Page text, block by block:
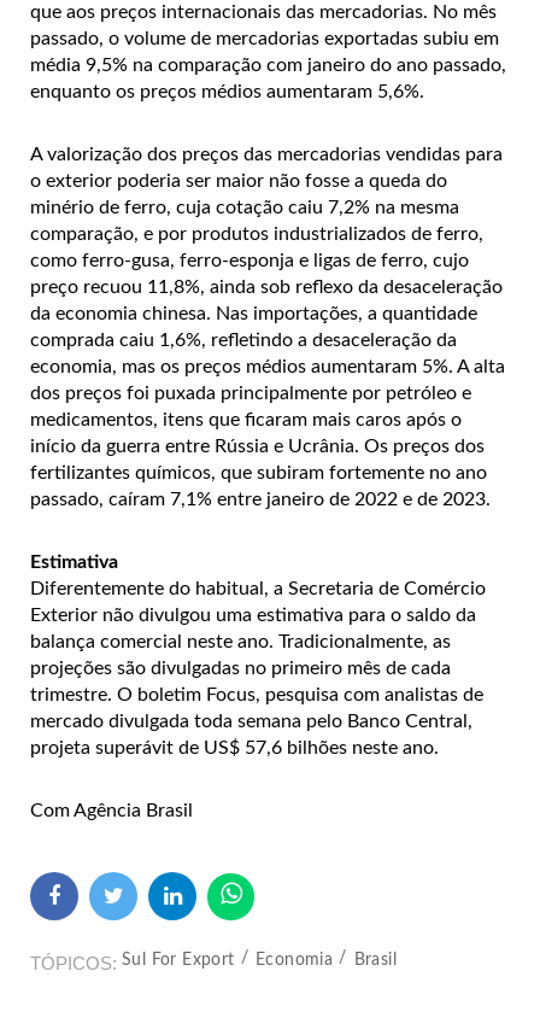
que aos preços internacionais das mercadorias. No mês
passado, o volume de mercadorias exportadas subiu em
média 9,5% na comparação com janeiro do ano passado,
enquanto os preços médios aumentaram 5,6%.
A valorização dos preços das mercadorias vendidas para
o exterior poderia ser maior não fosse a queda do
minério de ferro, cuja cotação caiu 7,2% na mesma
comparação, e por produtos industrializados de ferro,
como ferro-gusa, ferro-esponja e ligas de ferro, cujo
preço recuou 11,8%, ainda sob reflexo da desaceleração
da economia chinesa. Nas importações, a quantidade
comprada caiu 1,6%, refletindo a desaceleração da
economia, mas os preços médios aumentaram 5%. A alta
dos preços foi puxada principalmente por petróleo e
medicamentos, itens que ficaram mais caros após o
início da guerra entre Rússia e Ucrânia. Os preços dos
fertilizantes químicos, que subiram fortemente no ano
passado, caíram 7,1% entre janeiro de 2022 e de 2023.
Estimativa
Diferentemente do habitual, a Secretaria de Comércio
Exterior não divulgou uma estimativa para o saldo da
balança comercial neste ano. Tradicionalmente, as
projeções são divulgadas no primeiro mês de cada
trimestre. O boletim Focus, pesquisa com analistas de
mercado divulgada toda semana pelo Banco Central,
projeta superávit de US$ 57,6 bilhões neste ano.
Com Agência Brasil
TÓPICOS Sul For Export Economia Brasil